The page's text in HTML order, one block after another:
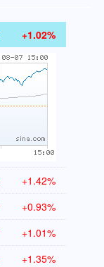
+1.02%
+1.42%
+0.93%
+1.01%
+1.35%